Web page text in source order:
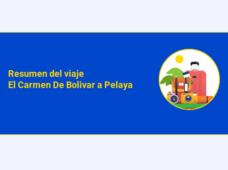
Resumen del viaje
El Carmen De Bolivar a Pelaya